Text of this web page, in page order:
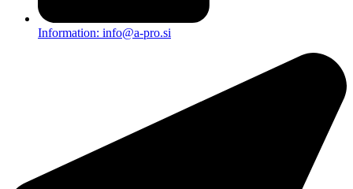
Information: info@a-pro.si